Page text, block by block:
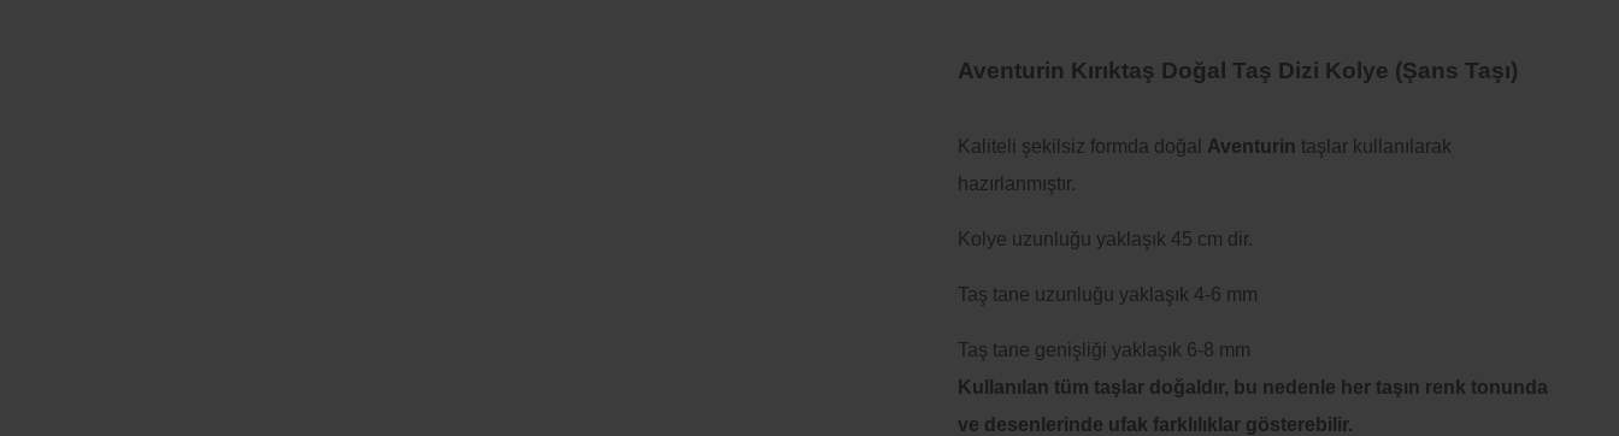
Aventurin Kırıktaş Doğal Taş Dizi Kolye (Şans Taşı)
Kaliteli şekilsiz formda doğal Aventurin taşlar kullanılarak
hazırlanmıştır.
Kolye uzunluğu yaklaşık 45 cm dir.
Taş tane uzunluğu yaklaşık 4-6 mm
Taş tane genişliği yaklaşık 6-8 mm
Kullanılan tüm taşlar doğaldır, bu nedenle her taşın renk tonunda
ve desenlerinde ufak farklılıklar gösterebilir.